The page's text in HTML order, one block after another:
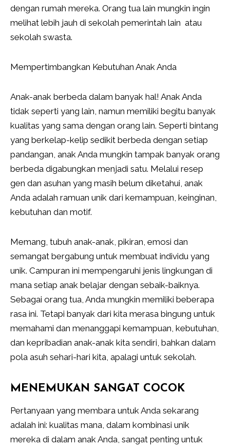
dengan rumah mereka. Orang tua lain mungkin ingin
melihat lebih jauh di sekolah pemerintah lain atau
sekolah swasta.
Mempertimbangkan Kebutuhan Anak Anda
Anak-anak berbeda dalam banyak hal! Anak Anda
tidak seperti yang lain, namun memiliki begitu banyak
kualitas yang sama dengan orang lain. Seperti bintang
yang berkelap-kelip sedikit berbeda dengan setiap
pandangan, anak Anda mungkin tampak banyak orang
berbeda digabungkan menjadi satu. Melalui resep
gen dan asuhan yang masih belum diketahui, anak
Anda adalah ramuan unik dari kemampuan, keinginan,
kebutuhan dan motif.
Memang, tubuh anak-anak, pikiran, emosi dan
semangat bergabung untuk membuat individu yang
unik. Campuran ini mempengaruhi jenis lingkungan di
mana setiap anak belajar dengan sebaik-baiknya.
Sebagai orang tua, Anda mungkin memiliki beberapa
rasa ini. Tetapi banyak dari kita merasa bingung untuk
memahami dan menanggapi kemampuan, kebutuhan,
dan kepribadian anak-anak kita sendiri, bahkan dalam
pola asuh sehari-hari kita, apalagi untuk sekolah.
MENEMUKAN SANGAT COCOK
Pertanyaan yang membara untuk Anda sekarang
adalah ini: kualitas mana, dalam kombinasi unik
mereka di dalam anak Anda, sangat penting untuk